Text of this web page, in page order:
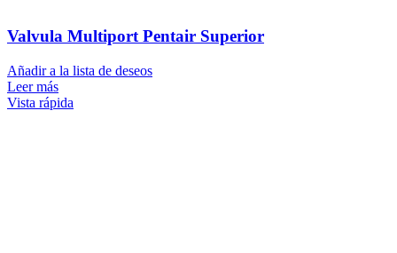
Valvula Multiport Pentair Superior
Añadir a la lista de deseos
Leer más
Vista rápida